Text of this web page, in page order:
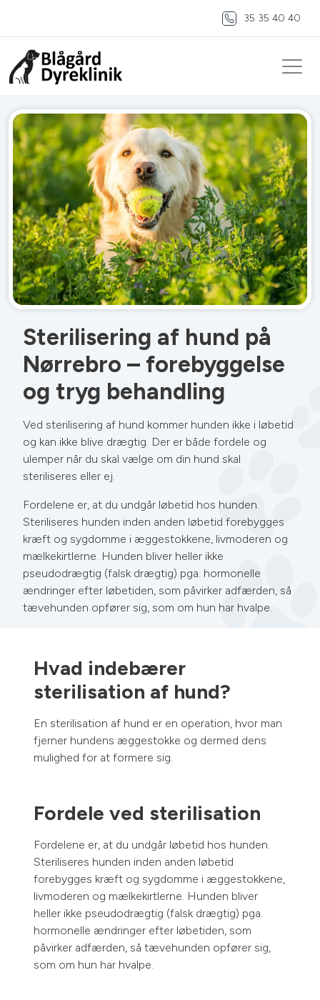
35 35 40 40
Sterilisering af hund på
Nørrebro – forebyggelse
og tryg behandling
Ved sterilisering af hund kommer hunden ikke i løbetid
og kan ikke blive drægtig. Der er både fordele og
ulemper når du skal vælge om din hund skal
steriliseres eller ej.
Fordelene er, at du undgår løbetid hos hunden.
Steriliseres hunden inden anden løbetid forebygges
kræft og sygdomme i æggestokkene, livmoderen og
mælkekirtlerne. Hunden bliver heller ikke
pseudodrægtig (falsk drægtig) pga. hormonelle
ændringer efter løbetiden, som påvirker adfærden, så
tævehunden opfører sig, som om hun har hvalpe.
Hvad indebærer
sterilisation af hund?
En sterilisation af hund er en operation, hvor man
fjerner hundens æggestokke og dermed dens
mulighed for at formere sig.
Fordele ved sterilisation
Fordelene er, at du undgår løbetid hos hunden.
Steriliseres hunden inden anden løbetid
forebygges kræft og sygdomme i æggestokkene,
livmoderen og mælkekirtlerne. Hunden bliver
heller ikke pseudodrægtig (falsk drægtig) pga.
hormonelle ændringer efter løbetiden, som
påvirker adfærden, så tævehunden opfører sig,
som om hun har hvalpe.